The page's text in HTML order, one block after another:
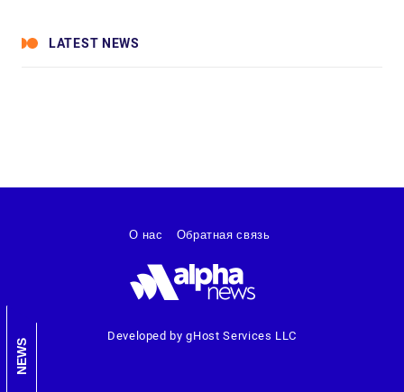
LATEST NEWS
NEWS
Developed by gHost Services LLC
О нас Обратная связь